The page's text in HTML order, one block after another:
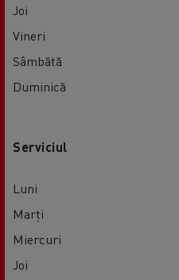
Joi
Vineri
Sâmbătă
Duminică
Serviciul
Luni
Marți
Miercuri
Joi